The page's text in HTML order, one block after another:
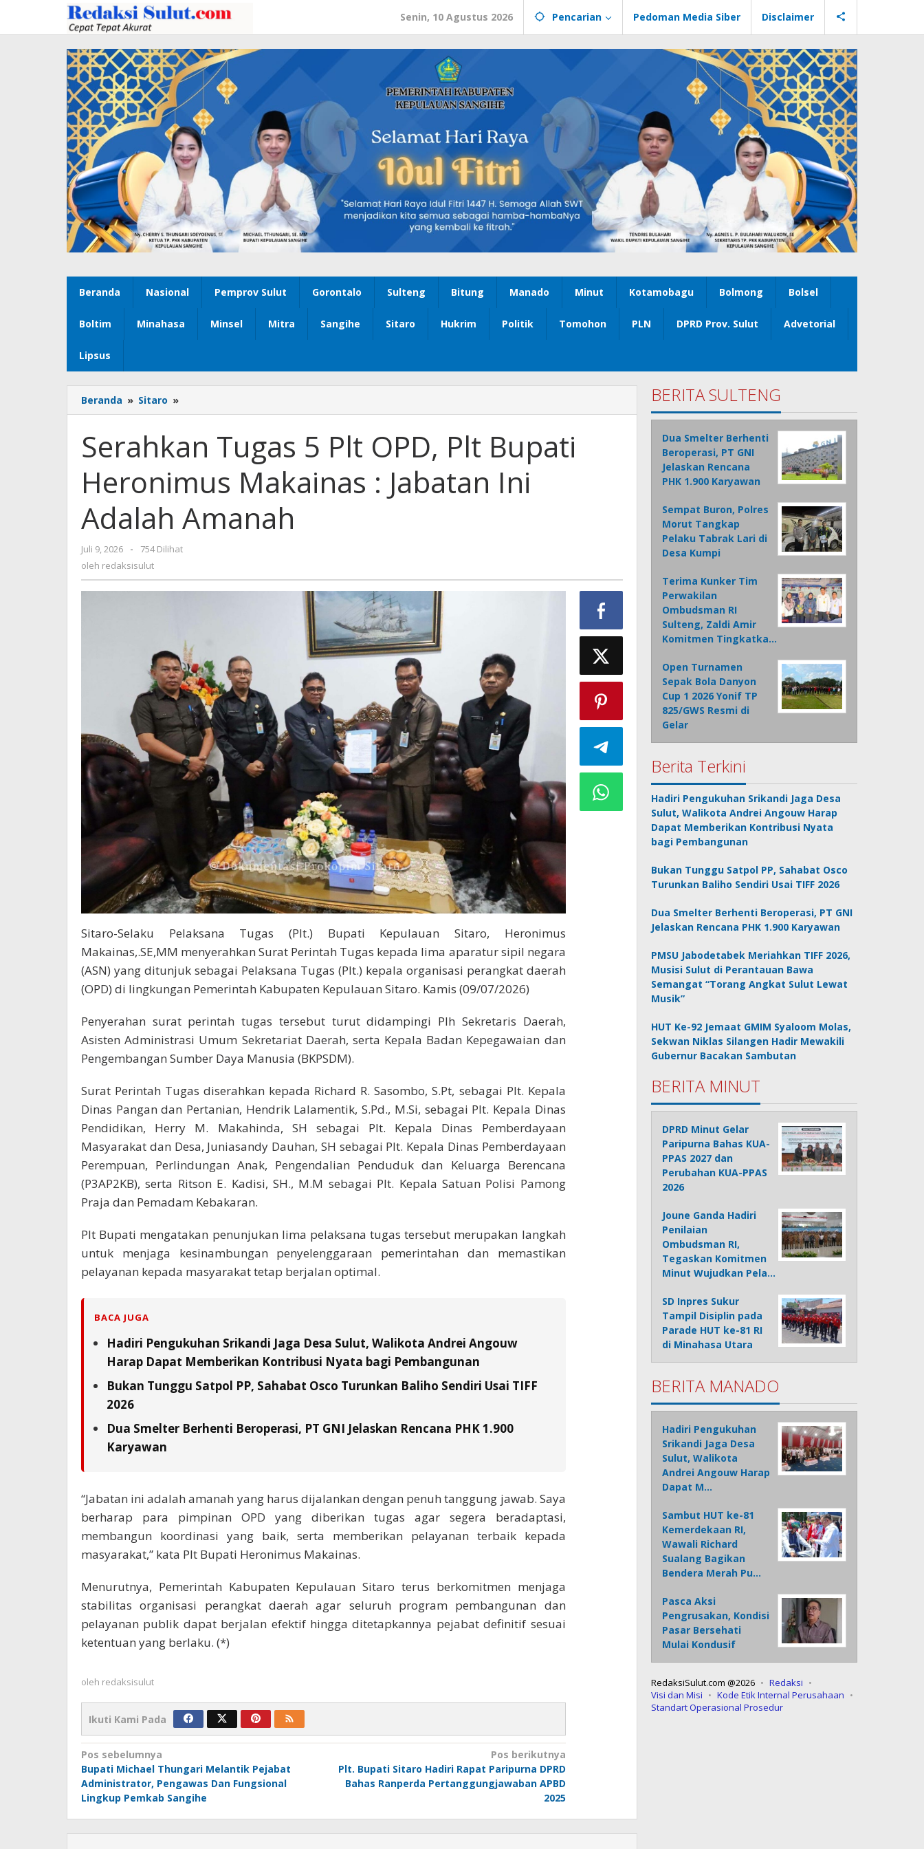
konten
Senin, 10 Agustus 2026 Pencarian Pedoman Media Siber Disclaimer
Beranda Nasional Pemprov Sulut Gorontalo Sulteng Bitung Manado Minut Kotamobagu Bolmong Bolsel
Boltim Minahasa Minsel Mitra Sangihe Sitaro Hukrim Politik Tomohon PLN DPRD Prov. Sulut Advetorial
Lipsus
Beranda » Sitaro »
Tugas
Plt
OPD,
Bupati
Makainas
:
Jabatan
Amanah
Serahkan Tugas 5 Plt OPD, Plt Bupati
Heronimus Makainas : Jabatan Ini
Adalah Amanah
Juli 9, 2026
oleh
redaksisulut
-
754 Dilihat
oleh redaksisulut
Sitaro-Selaku Pelaksana Tugas (Plt.) Bupati Kepulauan Sitaro, Heronimus
Makainas,.SE,MM menyerahkan Surat Perintah Tugas kepada lima aparatur sipil negara
(ASN) yang ditunjuk sebagai Pelaksana Tugas (Plt.) kepala organisasi perangkat daerah
(OPD) di lingkungan Pemerintah Kabupaten Kepulauan Sitaro. Kamis (09/07/2026)
Penyerahan surat perintah tugas tersebut turut didampingi Plh Sekretaris Daerah,
Asisten Administrasi Umum Sekretariat Daerah, serta Kepala Badan Kepegawaian dan
Pengembangan Sumber Daya Manusia (BKPSDM).
Surat Perintah Tugas diserahkan kepada Richard R. Sasombo, S.Pt, sebagai Plt. Kepala
Dinas Pangan dan Pertanian, Hendrik Lalamentik, S.Pd., M.Si, sebagai Plt. Kepala Dinas
Pendidikan, Herry M. Makahinda, SH sebagai Plt. Kepala Dinas Pemberdayaan
Masyarakat dan Desa, Juniasandy Dauhan, SH sebagai Plt. Kepala Dinas Pemberdayaan
Perempuan, Perlindungan Anak, Pengendalian Penduduk dan Keluarga Berencana
(P3AP2KB), serta Ritson E. Kadisi, SH., M.M sebagai Plt. Kepala Satuan Polisi Pamong
Praja dan Pemadam Kebakaran.
Plt Bupati mengatakan penunjukan lima pelaksana tugas tersebut merupakan langkah
untuk menjaga kesinambungan penyelenggaraan pemerintahan dan memastikan
pelayanan kepada masyarakat tetap berjalan optimal.
BACA JUGA
Hadiri Pengukuhan Srikandi Jaga Desa Sulut, Walikota Andrei Angouw
Harap Dapat Memberikan Kontribusi Nyata bagi Pembangunan
Bukan Tunggu Satpol PP, Sahabat Osco Turunkan Baliho Sendiri Usai TIFF
2026
Dua Smelter Berhenti Beroperasi, PT GNI Jelaskan Rencana PHK 1.900
Karyawan
“Jabatan ini adalah amanah yang harus dijalankan dengan penuh tanggung jawab. Saya
berharap para pimpinan OPD yang diberikan tugas agar segera beradaptasi,
membangun koordinasi yang baik, serta memberikan pelayanan terbaik kepada
masyarakat,” kata Plt Bupati Heronimus Makainas.
Menurutnya, Pemerintah Kabupaten Kepulauan Sitaro terus berkomitmen menjaga
stabilitas organisasi perangkat daerah agar seluruh program pembangunan dan
pelayanan publik dapat berjalan efektif hingga ditetapkannya pejabat definitif sesuai
ketentuan yang berlaku. (*)
oleh redaksisulut
Ikuti Kami Pada
Navigasi
pos
Pos sebelumnya
Bupati Michael Thungari Melantik Pejabat
Administrator, Pengawas Dan Fungsional
Lingkup Pemkab Sangihe
Pos berikutnya
Plt. Bupati Sitaro Hadiri Rapat Paripurna DPRD
Bahas Ranperda Pertanggungjawaban APBD
2025
BERITA SULTENG
Dua Smelter Berhenti
Beroperasi, PT GNI
Jelaskan Rencana
PHK 1.900 Karyawan
Sempat Buron, Polres
Morut Tangkap
Pelaku Tabrak Lari di
Desa Kumpi
Terima Kunker Tim
Perwakilan
Ombudsman RI
Sulteng, Zaldi Amir
Komitmen Tingkatka…
Open Turnamen
Sepak Bola Danyon
Cup 1 2026 Yonif TP
825/GWS Resmi di
Gelar
Berita Terkini
Hadiri Pengukuhan Srikandi Jaga Desa
Sulut, Walikota Andrei Angouw Harap
Dapat Memberikan Kontribusi Nyata
bagi Pembangunan
Bukan Tunggu Satpol PP, Sahabat Osco
Turunkan Baliho Sendiri Usai TIFF 2026
Dua Smelter Berhenti Beroperasi, PT GNI
Jelaskan Rencana PHK 1.900 Karyawan
PMSU Jabodetabek Meriahkan TIFF 2026,
Musisi Sulut di Perantauan Bawa
Semangat “Torang Angkat Sulut Lewat
Musik”
HUT Ke-92 Jemaat GMIM Syaloom Molas,
Sekwan Niklas Silangen Hadir Mewakili
Gubernur Bacakan Sambutan
BERITA MINUT
DPRD Minut Gelar
Paripurna Bahas KUA-
PPAS 2027 dan
Perubahan KUA-PPAS
2026
Joune Ganda Hadiri
Penilaian
Ombudsman RI,
Tegaskan Komitmen
Minut Wujudkan Pela…
SD Inpres Sukur
Tampil Disiplin pada
Parade HUT ke-81 RI
di Minahasa Utara
BERITA MANADO
Hadiri Pengukuhan
Srikandi Jaga Desa
Sulut, Walikota
Andrei Angouw Harap
Dapat M…
Sambut HUT ke-81
Kemerdekaan RI,
Wawali Richard
Sualang Bagikan
Bendera Merah Pu…
Pasca Aksi
Pengrusakan, Kondisi
Pasar Bersehati
Mulai Kondusif
RedaksiSulut.com @2026
Redaksi
Visi dan Misi
Kode Etik Internal Perusahaan
Standart Operasional Prosedur